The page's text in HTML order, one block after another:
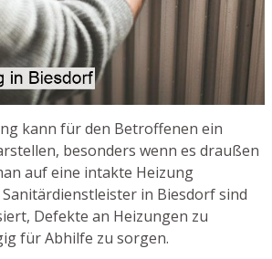
kann für den Betroffenen ein
besonders wenn es draußen
auf eine intakte Heizung
in Biesdorf sind
Defekte an Heizungen zu
für Abhilfe zu sorgen.